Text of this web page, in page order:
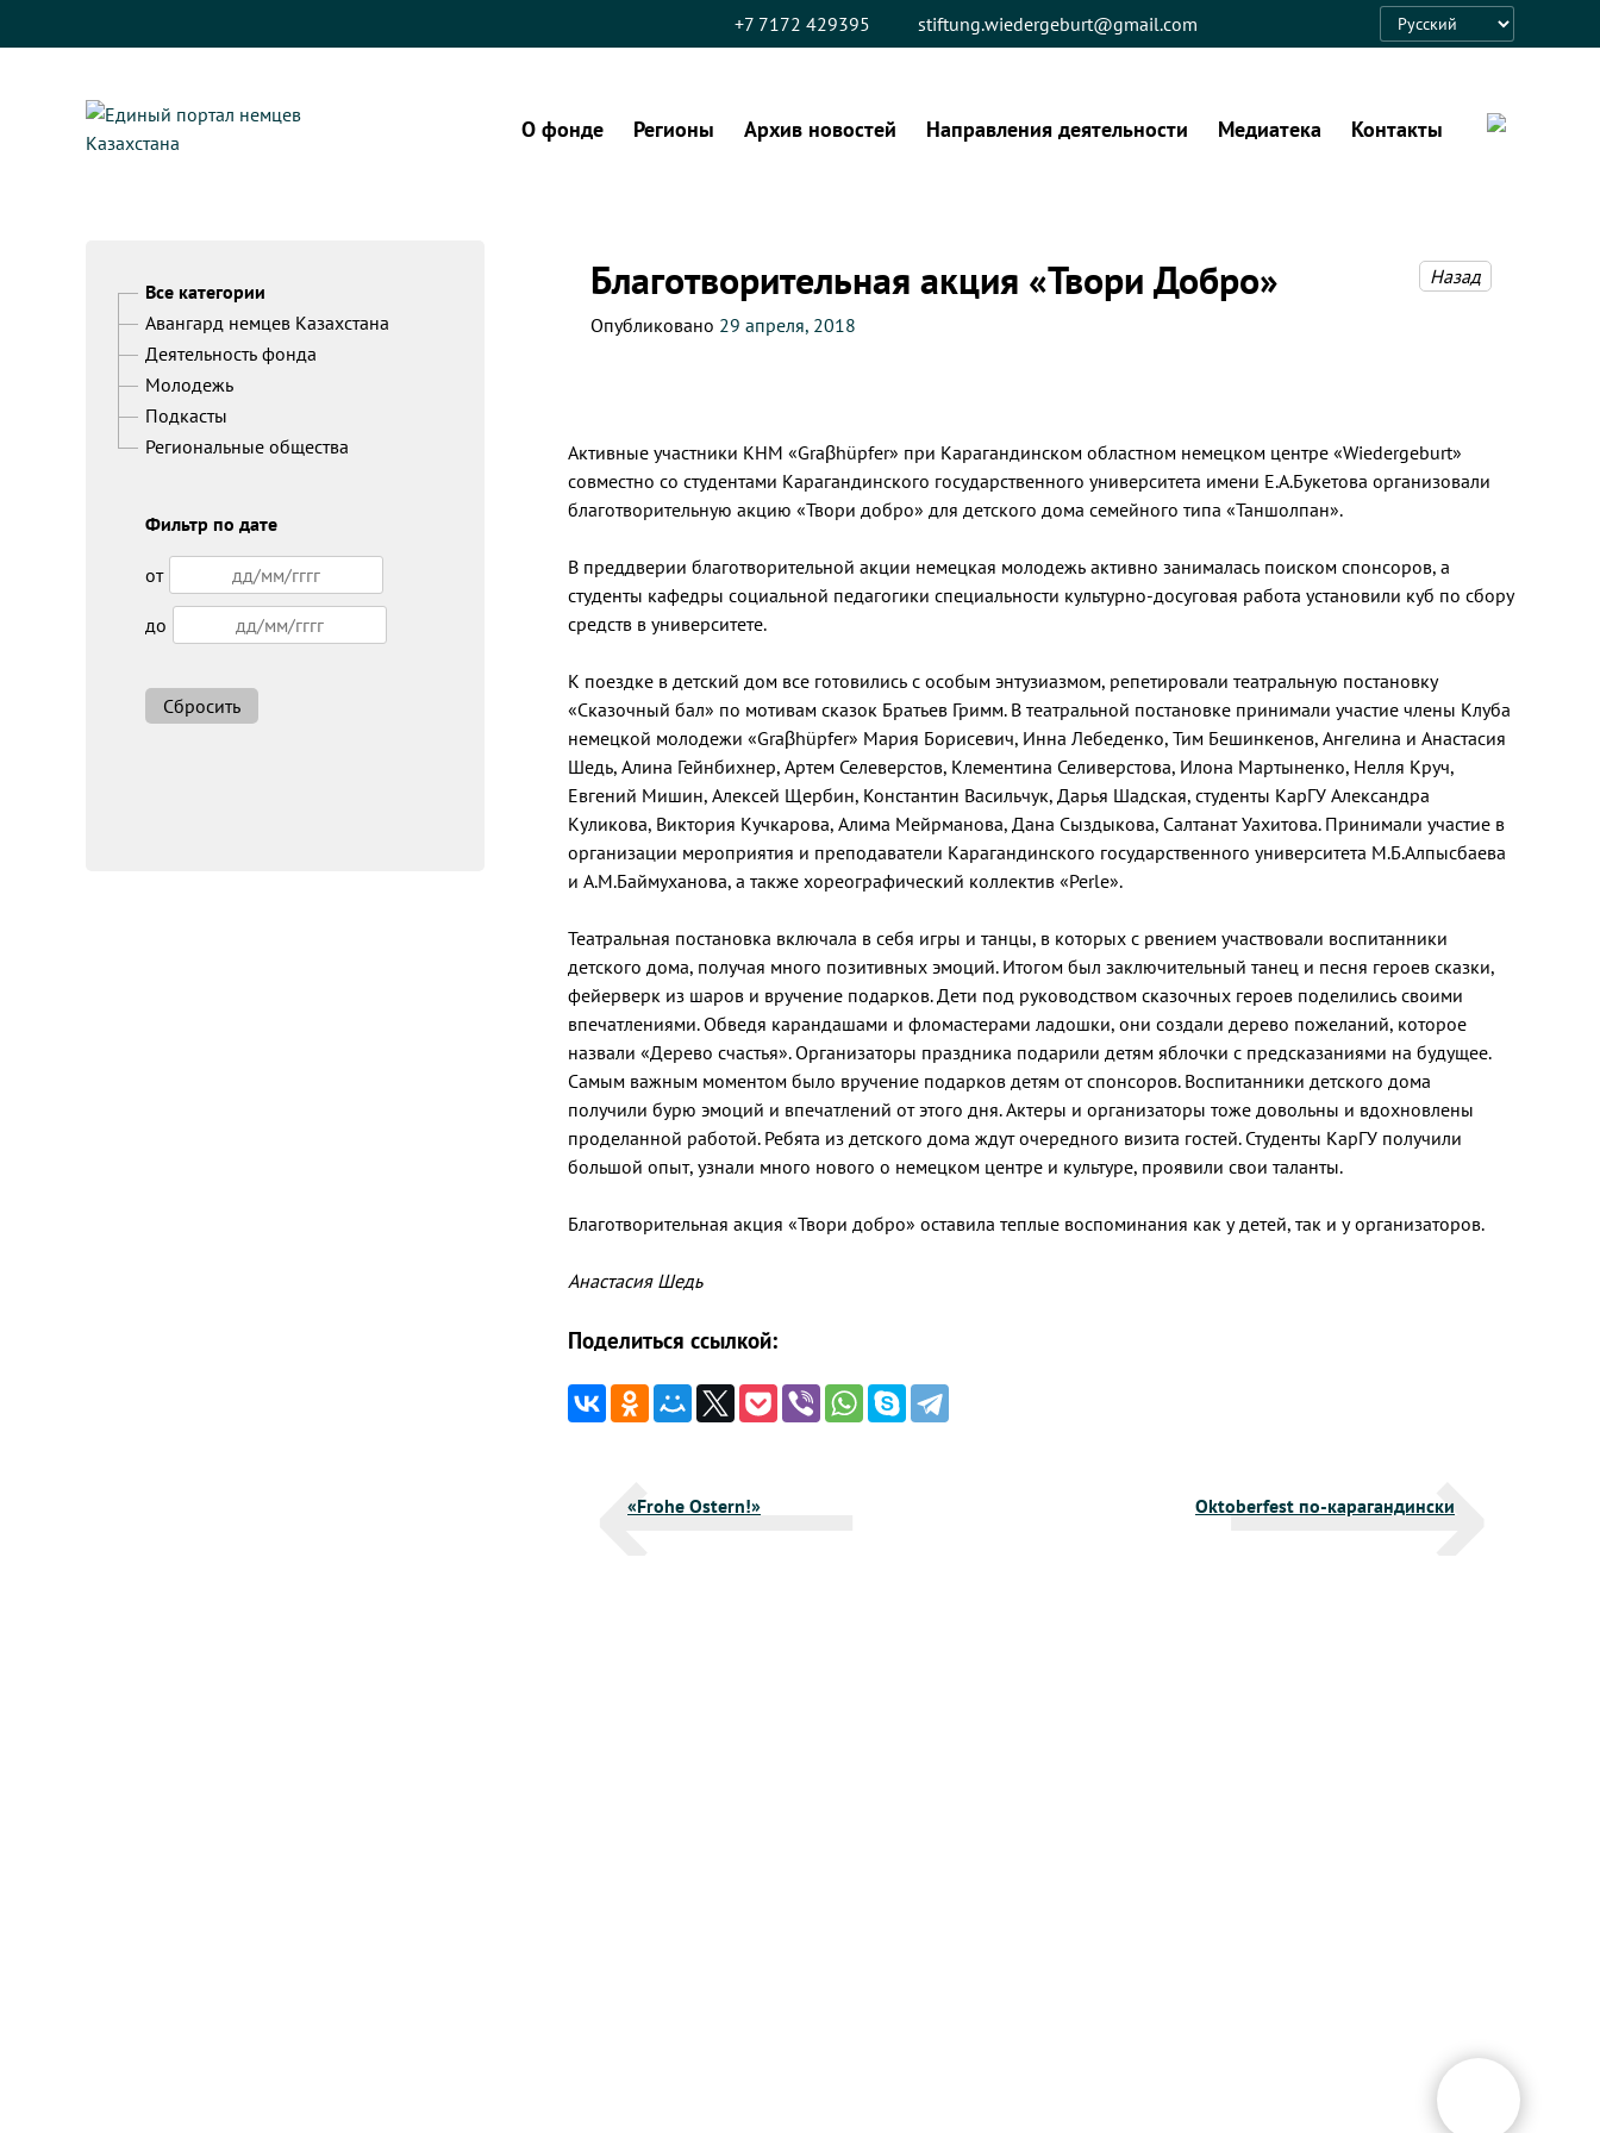
+7 7172 429395 stiftung.wiedergeburt@gmail.com
Language
О фонде Регионы Архив новостей Направления деятельности Медиатека Контакты
Благотворительная акция «Твори Добро» Назад
Опубликовано 29 апреля, 2018
Активные участники КНМ «Graβhüpfer» при Карагандинском областном немецком центре «Wiedergeburt»
совместно со студентами Карагандинского государственного университета имени Е.А.Букетова организовали
благотворительную акцию «Твори добро» для детского дома семейного типа «Таншолпан».
В преддверии благотворительной акции немецкая молодежь активно занималась поиском спонсоров, а
студенты кафедры социальной педагогики специальности культурно-досуговая работа установили куб по сбору
средств в университете.
К поездке в детский дом все готовились с особым энтузиазмом, репетировали театральную постановку
«Сказочный бал» по мотивам сказок Братьев Гримм. В театральной постановке принимали участие члены Клуба
немецкой молодежи «Graβhüpfer» Мария Борисевич, Инна Лебеденко, Тим Бешинкенов, Ангелина и Анастасия
Шедь, Алина Гейнбихнер, Артем Селеверстов, Клементина Селиверстова, Илона Мартыненко, Нелля Круч,
Евгений Мишин, Алексей Щербин, Константин Васильчук, Дарья Шадская, студенты КарГУ Александра
Куликова, Виктория Кучкарова, Алима Мейрманова, Дана Сыздыкова, Салтанат Уахитова. Принимали участие в
организации мероприятия и преподаватели Карагандинского государственного университета М.Б.Алпысбаева
и А.М.Баймуханова, а также хореографический коллектив «Perle».
Театральная постановка включала в себя игры и танцы, в которых с рвением участвовали воспитанники
детского дома, получая много позитивных эмоций. Итогом был заключительный танец и песня героев сказки,
фейерверк из шаров и вручение подарков. Дети под руководством сказочных героев поделились своими
впечатлениями. Обведя карандашами и фломастерами ладошки, они создали дерево пожеланий, которое
назвали «Дерево счастья». Организаторы праздника подарили детям яблочки с предсказаниями на будущее.
Самым важным моментом было вручение подарков детям от спонсоров. Воспитанники детского дома
получили бурю эмоций и впечатлений от этого дня. Актеры и организаторы тоже довольны и вдохновлены
проделанной работой. Ребята из детского дома ждут очередного визита гостей. Студенты КарГУ получили
большой опыт, узнали много нового о немецком центре и культуре, проявили свои таланты.
Благотворительная акция «Твори добро» оставила теплые воспоминания как у детей, так и у организаторов.
Анастасия Шедь
Поделиться ссылкой:
«Frohe Ostern!» Oktoberfest по-карагандински
Все категории
Авангард немцев Казахстана
Деятельность фонда
Молодежь
Подкасты
Региональные общества
Фильтр по дате
от
до
Сбросить